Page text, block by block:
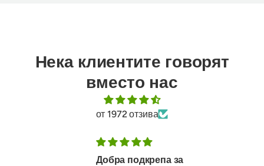
Нека клиентите говорят
вместо нас
от 1972 отзива
Добра подкрепа за